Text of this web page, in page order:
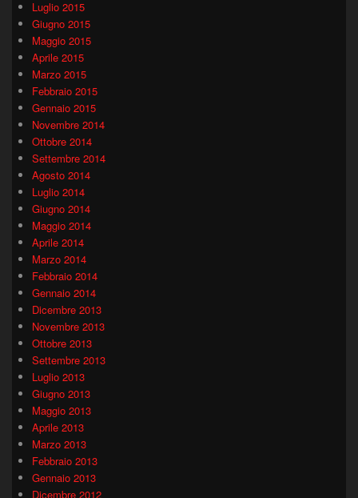
Luglio 2015
Giugno 2015
Maggio 2015
Aprile 2015
Marzo 2015
Febbraio 2015
Gennaio 2015
Novembre 2014
Ottobre 2014
Settembre 2014
Agosto 2014
Luglio 2014
Giugno 2014
Maggio 2014
Aprile 2014
Marzo 2014
Febbraio 2014
Gennaio 2014
Dicembre 2013
Novembre 2013
Ottobre 2013
Settembre 2013
Luglio 2013
Giugno 2013
Maggio 2013
Aprile 2013
Marzo 2013
Febbraio 2013
Gennaio 2013
Dicembre 2012